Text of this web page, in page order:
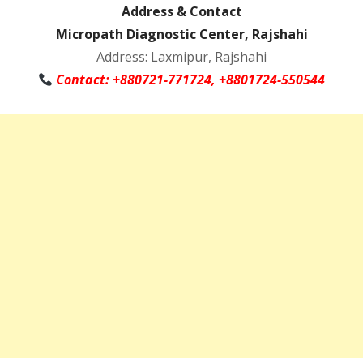
Address & Contact
Micropath Diagnostic Center, Rajshahi
Address: Laxmipur, Rajshahi
Contact: +880721-771724, +8801724-550544